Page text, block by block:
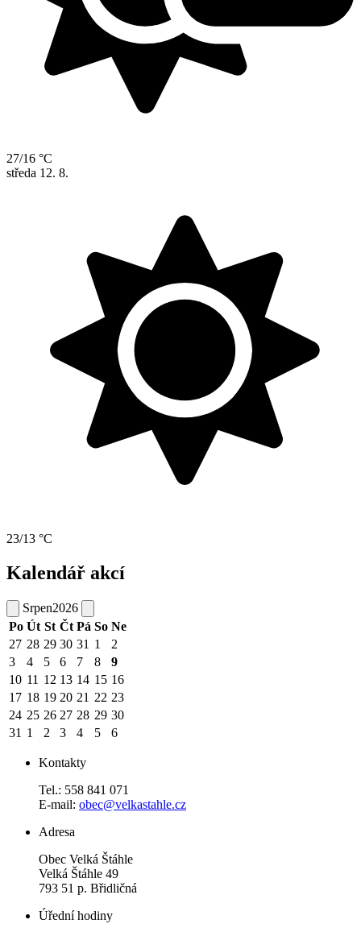
27/16 °C
středa 12. 8.
23/13 °C
Kalendář akcí
Srpen2026
Po Út St Čt Pá So Ne
27 28 29 30 31 1
2
3
4 5 6 7 8
9
10 11 12 13 14 15 16
17 18 19 20 21 22 23
24 25 26 27 28 29 30
31 1 2 3 4 5 6
Kontakty
Tel.: 558 841 071
E-mail: obec@velkastahle.cz
Adresa
Obec Velká Štáhle
Velká Štáhle 49
793 51 p. Břidličná
Úřední hodiny